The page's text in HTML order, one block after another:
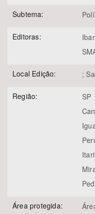
Subtema:
Editoras:
Local Edição: ;
Região:
SP
Área protegida: